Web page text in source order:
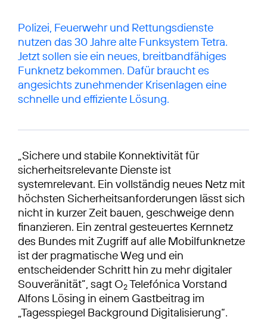
Polizei, Feuerwehr und Rettungsdienste
nutzen das 30 Jahre alte Funksystem Tetra.
Jetzt sollen sie ein neues, breitbandfähiges
Funknetz bekommen. Dafür braucht es
angesichts zunehmender Krisenlagen eine
schnelle und effiziente Lösung.
„Sichere und stabile Konnektivität für
sicherheitsrelevante Dienste ist
systemrelevant. Ein vollständig neues Netz mit
höchsten Sicherheitsanforderungen lässt sich
nicht in kurzer Zeit bauen, geschweige denn
finanzieren. Ein zentral gesteuertes Kernnetz
des Bundes mit Zugriff auf alle Mobilfunknetze
ist der pragmatische Weg und ein
entscheidender Schritt hin zu mehr digitaler
Souveränität”, sagt O2Telefónica Vorstand
Alfons Lösing in einem Gastbeitrag im
„Tagesspiegel Background Digitalisierung“.